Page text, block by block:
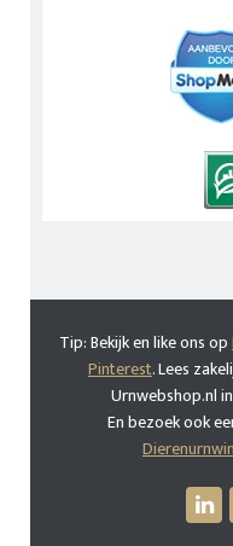
Tip: Bekijk en like ons op
Pinterest. Lees
Urnwebshop.nl
En bezoek ook